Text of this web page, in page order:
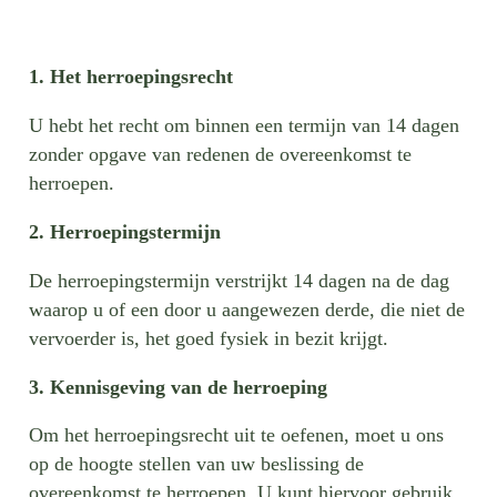
1. Het herroepingsrecht
U hebt het recht om binnen een termijn van 14 dagen
zonder opgave van redenen de overeenkomst te
herroepen.
2. Herroepingstermijn
De herroepingstermijn verstrijkt 14 dagen na de dag
waarop u of een door u aangewezen derde, die niet de
vervoerder is, het goed fysiek in bezit krijgt.
3. Kennisgeving van de herroeping
Om het herroepingsrecht uit te oefenen, moet u ons
op de hoogte stellen van uw beslissing de